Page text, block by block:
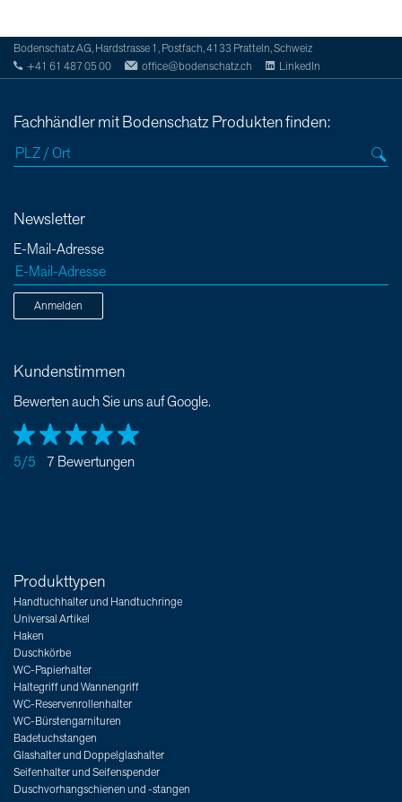
Bodenschatz AG, Hardstrasse 1, Postfach, 4133 Pratteln, Schweiz
+41 61 487 05 00
office@bodenschatz.ch LinkedIn
Fachhändler mit Bodenschatz Produkten finden:
Newsletter
E-Mail-Adresse
Anmelden
Kundenstimmen
Bewerten auch Sie uns auf Google.
5/5 7 Bewertungen
Produkttypen
Handtuchhalter und Handtuchringe
Universal Artikel
Haken
Duschkörbe
WC-Papierhalter
Haltegriff und Wannengriff
WC-Reservenrollenhalter
WC-Bürstengarnituren
Badetuchstangen
Glashalter und Doppelglashalter
Seifenhalter und Seifenspender
Duschvorhangschienen und -stangen